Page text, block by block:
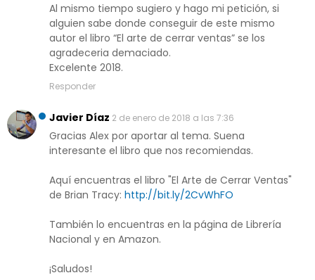
Al mismo tiempo sugiero y hago mi petición, si
alguien sabe donde conseguir de este mismo
autor el libro “El arte de cerrar ventas” se los
agradeceria demaciado.
Excelente 2018.
Responder
Javier Díaz 2 de enero de 2018 a las 7:36
Gracias Alex por aportar al tema. Suena
interesante el libro que nos recomiendas.
Aquí encuentras el libro "El Arte de Cerrar Ventas"
de Brian Tracy: http://bit.ly/2CvWhFO
También lo encuentras en la página de Librería
Nacional y en Amazon.
¡Saludos!